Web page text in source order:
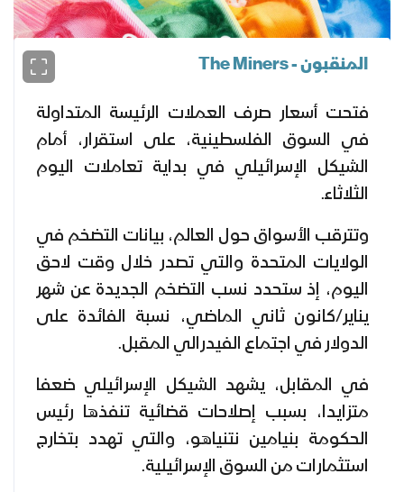
المنقبون - The Miners
فتحت أسعار صرف العملات الرئيسة المتداولة
في السوق الفلسطينية، على استقرار، أمام
الشيكل الإسرائيلي في بداية تعاملات اليوم
الثلاثاء.
وتترقب الأسواق حول العالم، بيانات التضخم في
الولايات المتحدة والتي تصدر خلال وقت لاحق
اليوم، إذ ستحدد نسب التضخم الجديدة عن شهر
يناير/كانون ثاني الماضي، نسبة الفائدة على
الدولار في اجتماع الفيدرالي المقبل.
في المقابل، يشهد الشيكل الإسرائيلي ضعفا
متزايدا، بسبب إصلاحات قضائية تنفذها رئيس
الحكومة بنيامين نتنياهو، والتي تهدد بتخارج
استثمارات من السوق الإسرائيلية.